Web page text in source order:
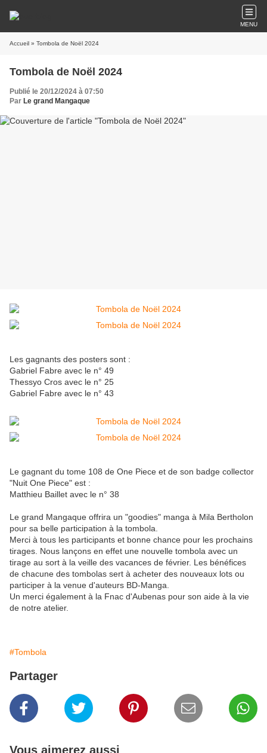
MENU
Accueil » Tombola de Noël 2024
Tombola de Noël 2024
Publié le 20/12/2024 à 07:50
Par Le grand Mangaque
Les gagnants des posters sont :
Gabriel Fabre avec le n° 49
Thessyo Cros avec le n° 25
Gabriel Fabre avec le n° 43
Le gagnant du tome 108 de One Piece et de son badge collector
"Nuit One Piece" est :
Matthieu Baillet avec le n° 38
Le grand Mangaque offrira un "goodies" manga à Mila Bertholon
pour sa belle participation à la tombola.
Merci à tous les participants et bonne chance pour les prochains
tirages. Nous lançons en effet une nouvelle tombola avec un
tirage au sort à la veille des vacances de février. Les bénéfices
de chacune des tombolas sert à acheter des nouveaux lots ou
participer à la venue d'auteurs BD-Manga.
Un merci également à la Fnac d'Aubenas pour son aide à la vie
de notre atelier.
#Tombola
Partager
Vous aimerez aussi